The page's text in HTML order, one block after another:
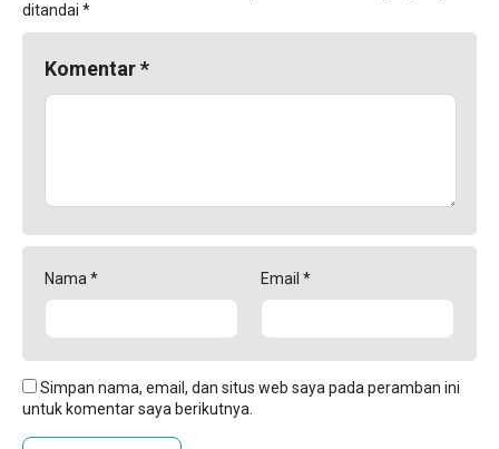
ditandai *
Komentar*
Nama* Email *
Simpan nama, email, dan situs web saya pada peramban ini
untuk komentar saya berikutnya.